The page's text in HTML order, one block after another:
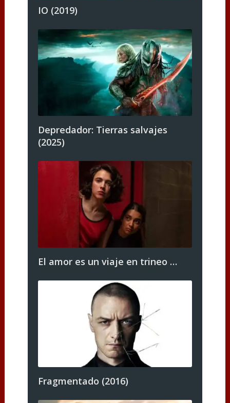
IO (2019)
Depredador: Tierras salvajes
(2025)
El amor es un viaje en trineo …
Fragmentado (2016)